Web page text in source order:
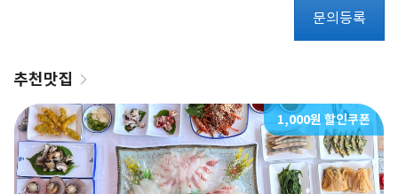
문의등록
추천맛집
1,000원 할인쿠폰